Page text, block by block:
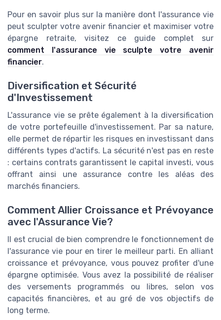
Pour en savoir plus sur la manière dont l'assurance vie
peut sculpter votre avenir financier et maximiser votre
épargne retraite, visitez ce guide complet sur
comment l'assurance vie sculpte votre avenir
financier.
Diversification et Sécurité
d'Investissement
L'assurance vie se prête également à la diversification
de votre portefeuille d'investissement. Par sa nature,
elle permet de répartir les risques en investissant dans
différents types d'actifs. La sécurité n'est pas en reste
: certains contrats garantissent le capital investi, vous
offrant ainsi une assurance contre les aléas des
marchés financiers.
Comment Allier Croissance et Prévoyance
avec l'Assurance Vie?
Il est crucial de bien comprendre le fonctionnement de
l'assurance vie pour en tirer le meilleur parti. En alliant
croissance et prévoyance, vous pouvez profiter d'une
épargne optimisée. Vous avez la possibilité de réaliser
des versements programmés ou libres, selon vos
capacités financières, et au gré de vos objectifs de
long terme.